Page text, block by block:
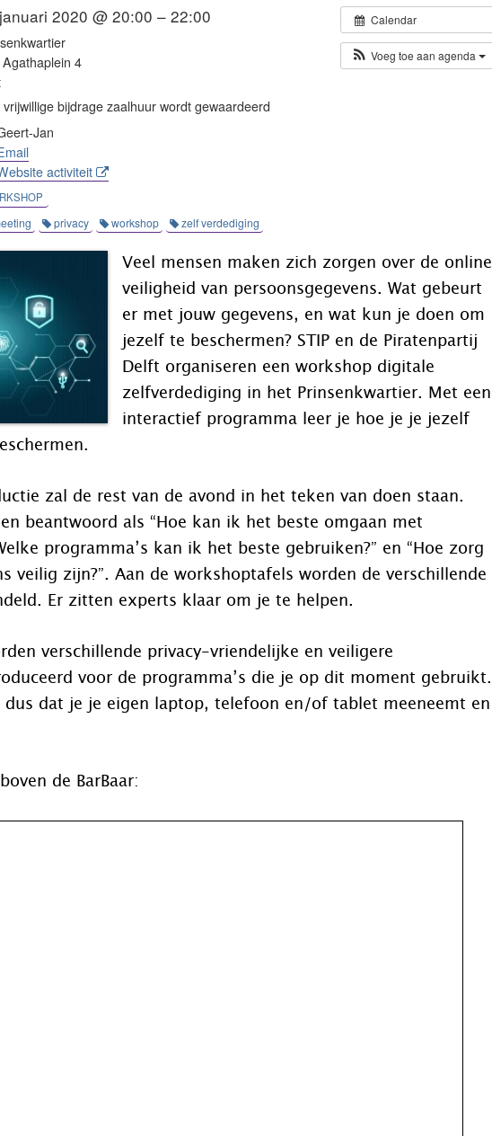
Calendar
Voeg toe aan agenda
2020 @ 20:00 – 22:00
4
vrijwillige bijdrage zaalhuur wordt gewaardeerd
Jan
activiteit
privacy workshop zelf verdediging
Veel mensen maken zich zorgen over de online
veiligheid van persoonsgegevens. Wat gebeurt
er met jouw gegevens, en wat kun je doen om
jezelf te beschermen? STIP en de Piratenpartij
Delft organiseren een workshop digitale
zelfverdediging in het Prinsenkwartier. Met een
interactief programma leer je hoe je je jezelf
zal de rest van de avond in het teken van doen staan.
beantwoord als “Hoe kan ik het beste omgaan met
programma’s kan ik het beste gebruiken?” en “Hoe zorg
veilig zijn?”. Aan de workshoptafels worden de verschillende
Er zitten experts klaar om je te helpen.
verschillende privacy-vriendelijke en veiligere
voor de programma’s die je op dit moment gebruikt.
dus dat je je eigen laptop, telefoon en/of tablet meeneemt en
de BarBaar: